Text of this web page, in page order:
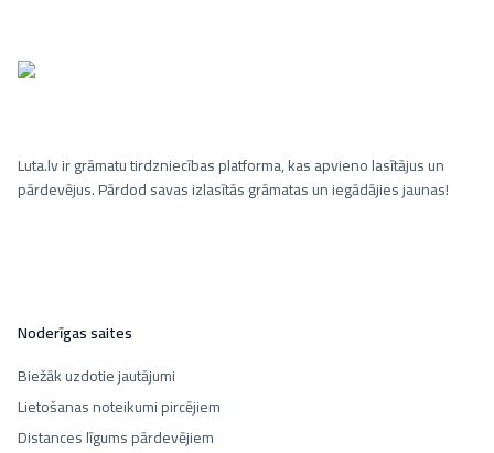
Luta.lv ir grāmatu tirdzniecības platforma, kas apvieno lasītājus un
pārdevējus. Pārdod savas izlasītās grāmatas un iegādājies jaunas!
Noderīgas saites
Biežāk uzdotie jautājumi
Lietošanas noteikumi pircējiem
Distances līgums pārdevējiem